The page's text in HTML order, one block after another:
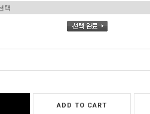
ADD TO CART